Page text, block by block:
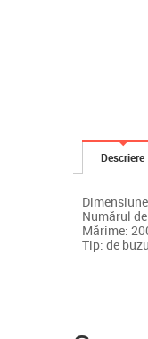
Descriere
Numărul
Mărime:
Tip: de